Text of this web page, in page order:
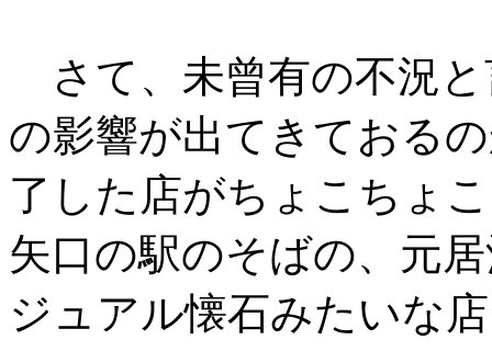
さて、未曾有の不況
の影響が出てきておる
了した店がちょこちょ
矢口の駅のそばの、元
ジュアル懐石みたいな